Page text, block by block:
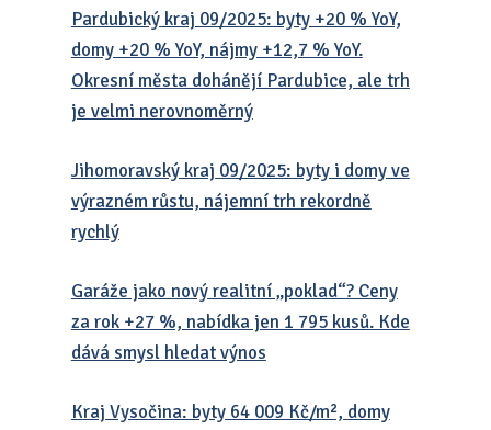
Pardubický kraj 09/2025: byty +20 % YoY,
domy +20 % YoY, nájmy +12,7 % YoY.
Okresní města dohánějí Pardubice, ale trh
je velmi nerovnoměrný
Jihomoravský kraj 09/2025: byty i domy ve
výrazném růstu, nájemní trh rekordně
rychlý
Garáže jako nový realitní „poklad“? Ceny
za rok +27 %, nabídka jen 1 795 kusů. Kde
dává smysl hledat výnos
Kraj Vysočina: byty 64 009 Kč/m², domy